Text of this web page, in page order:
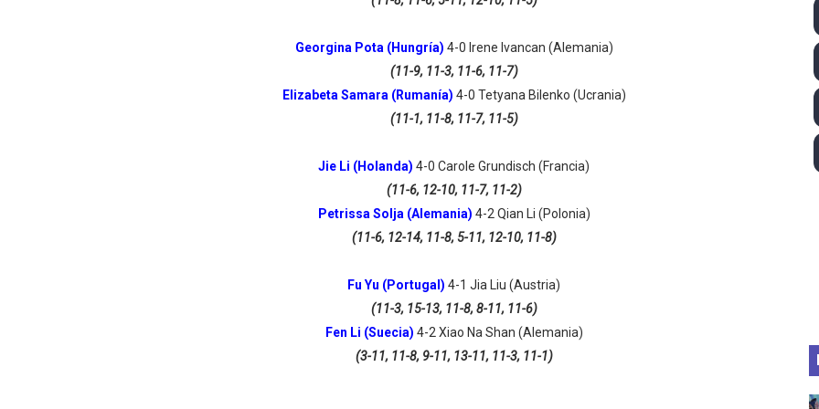
Athletes Unlimited Softball League 2026 - Las Utah Talons son bicampeonas de la AUSL
Mundial de piragüismo slalom 2026 (Oklahoma City, Estados Unidos) - Miquel Travé
Tour de Francia masculino 2026 - Tadej Pogacar entra en el selecto grupo de los
Mundial de Fórmula 1 2026 - Lando Norris consigue en Hungría su primera victoria
Campeonato de Europa de saltos 2026 (París, Francia) - Bronce para Jorge y Ana
Georgina Pota (Hungría) 4-0 Irene Ivancan (Alemania)
(11-9, 11-3, 11-6, 11-7)
Elizabeta Samara (Rumanía) 4-0 Tetyana Bilenko (Ucrania)
(11-1, 11-8, 11-7, 11-5)
Jie Li (Holanda) 4-0 Carole Grundisch (Francia)
(11-6, 12-10, 11-7, 11-2)
Petrissa Solja (Alemania) 4-2 Qian Li (Polonia)
(11-6, 12-14, 11-8, 5-11, 12-10, 11-8)
Fu Yu (Portugal)4-1 Jia Liu (Austria)
(11-3, 15-13, 11-8, 8-11, 11-6)
Fen Li (Suecia) 4-2 Xiao Na Shan (Alemania)
(3-11, 11-8, 9-11, 13-11, 11-3, 11-1)